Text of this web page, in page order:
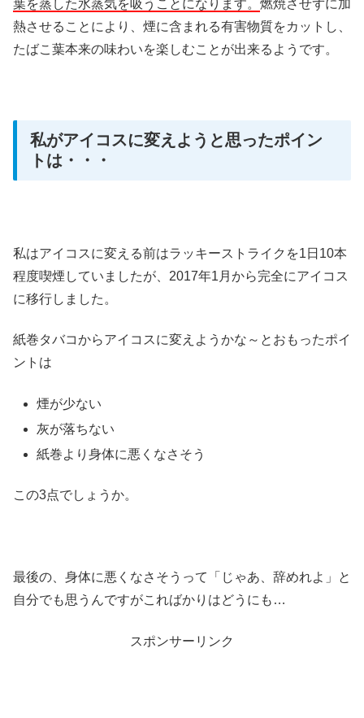
葉を蒸した水蒸気を吸うことになります。 燃焼させずに加
熱させることにより、煙に含まれる有害物質をカットし、
たばこ葉本来の味わいを楽しむことが出来るようです。
私がアイコスに変えようと思ったポイン
トは・・・
私はアイコスに変える前はラッキーストライクを1日10本
程度喫煙していましたが、2017年1月から完全にアイコス
に移行しました。
紙巻タバコからアイコスに変えようかな～とおもったポイ
ントは
煙が少ない
灰が落ちない
紙巻より身体に悪くなさそう
この3点でしょうか。
最後の、身体に悪くなさそうって「じゃあ、辞めれよ」と
自分でも思うんですがこればかりはどうにも…
スポンサーリンク